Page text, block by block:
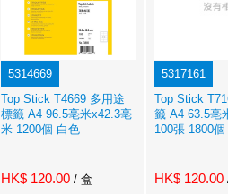
5314669
Top Stick T4669 多用途
標籤 A4 96.5亳米x42.3亳
米 1200個 白色
HK$ 120.00 / 盒
5317161
Top Stick
籤 A4 63.5亳
100張 1800
HK$ 120.00